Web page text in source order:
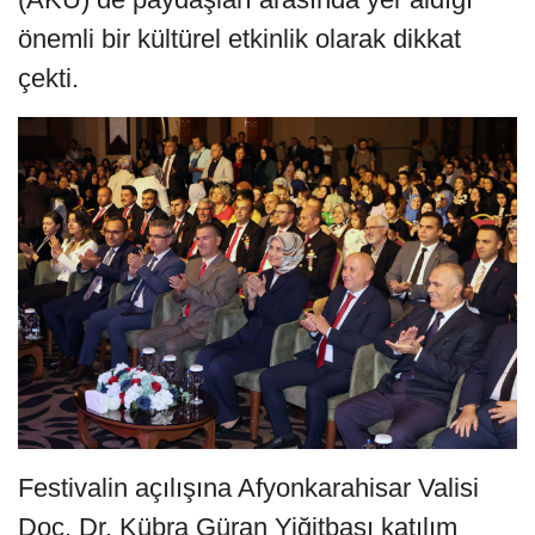
önemli bir kültürel etkinlik olarak dikkat
çekti.
Festivalin açılışına Afyonkarahisar Valisi
Doç. Dr. Kübra Güran Yiğitbaşı katılım